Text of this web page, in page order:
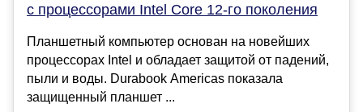
с процессорами Intel Core 12-го поколения
Планшетный компьютер основан на новейших
процессорах Intel и обладает защитой от падений,
пыли и воды. Durabook Americas показала
защищенный планшет ...